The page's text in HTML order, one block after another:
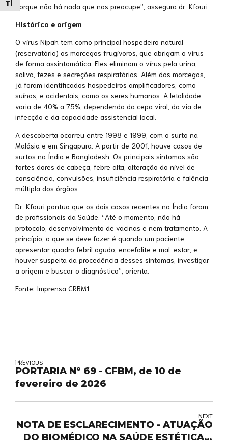
Alternar tamanho da fonte
porque não há nada que nos preocupe”, assegura dr. Kfouri.
Histórico e origem
O vírus Nipah tem como principal hospedeiro natural
(reservatório) os morcegos frugívoros, que abrigam o vírus
de forma assintomática. Eles eliminam o vírus pela urina,
saliva, fezes e secreções respiratórias. Além dos morcegos,
já foram identificados hospedeiros amplificadores, como
suínos, e acidentais, como os seres humanos. A letalidade
varia de 40% a 75%, dependendo da cepa viral, da via de
infecção e da capacidade assistencial local.
A descoberta ocorreu entre 1998 e 1999, com o surto na
Malásia e em Singapura. A partir de 2001, houve casos de
surtos na Índia e Bangladesh. Os principais sintomas são
fortes dores de cabeça, febre alta, alteração do nível de
consciência, convulsões, insuficiência respiratória e falência
múltipla dos órgãos.
Dr. Kfouri pontua que os dois casos recentes na Índia foram
de profissionais da Saúde. “Até o momento, não há
protocolo, desenvolvimento de vacinas e nem tratamento. A
princípio, o que se deve fazer é quando um paciente
apresentar quadro febril agudo, encefalite e mal-estar, e
houver suspeita da procedência desses sintomas, investigar
a origem e buscar o diagnóstico”, orienta.
Fonte: Imprensa CRBM1
PREVIOUS
PORTARIA Nº 69 - CFBM, de 10 de
fevereiro de 2026
NEXT
NOTA DE ESCLARECIMENTO - ATUAÇÃO
DO BIOMÉDICO NA SAÚDE ESTÉTICA E